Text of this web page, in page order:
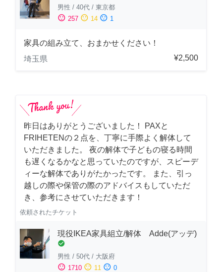
男性 / 40代 / 東京都
sentiment_satisfied 257 sentiment_neutral 14 sentiment_dissatisfied 1
家具の組み立て、おまかせください！
埼玉県
¥2,500
昨日はありがとうございました！ PAXと
FRIHETENの２点を、丁寧に手際よく解体して
いただきました。 夜の解体で子どもの寝る時間
も遅くなるかなと思っていたのですが、スピーデ
ィーな解体でありがたかったです。 また、引っ
越しの際や保管の際のアドバイスもしていただ
き、参考にさせていただきます！
依頼されたチケット
現役IKEA家具組立/解体 Adde(アッデ)
check_circle
男性 / 50代 / 大阪府
sentiment_satisfied 1710 sentiment_neutral 11 sentiment_dissatisfied 0